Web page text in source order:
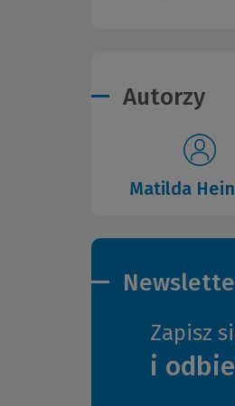
Autorzy
Matilda
Zapisz
i